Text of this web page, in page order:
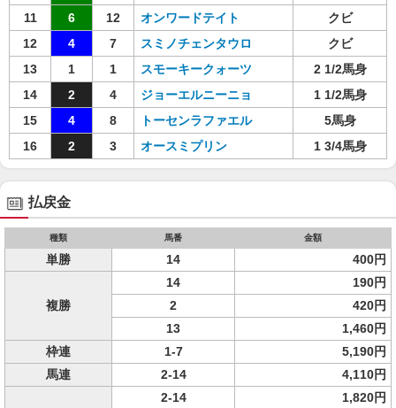
11
6 12 オンワードテイト
クビ
12
4 7 スミノチェンタウロ
クビ
13
1 1 スモーキークォーツ
2 1/2馬身
14
2 4 ジョーエルニーニョ
1 1/2馬身
15
4 8 トーセンラファエル
5馬身
16
2 3 オースミプリン 1 3/4馬身
払戻金
種類 馬番 金額
単勝 14 400円
複勝
14
190円
2
420円
13
1,460円
枠連
1-7
5,190円
馬連
2-14 4,110円
2-14
1,820円